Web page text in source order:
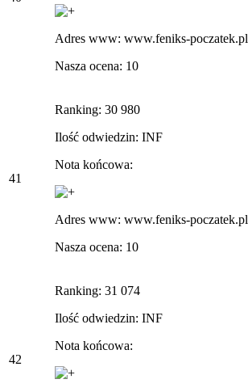
Adres www: www.feniks-poczatek.pl
Nasza ocena: 10
41
Ranking: 30 980
Ilość odwiedzin: INF
Nota końcowa:
Adres www: www.feniks-poczatek.pl
Nasza ocena: 10
42
Ranking: 31 074
Ilość odwiedzin: INF
Nota końcowa: